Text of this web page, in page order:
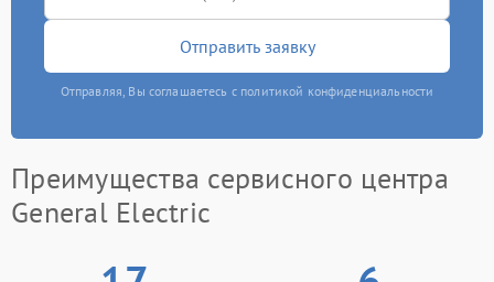
Отправить заявку
Отправляя, Вы соглашаетесь с политикой конфиденциальности
Преимущества сервисного центра
General Electric